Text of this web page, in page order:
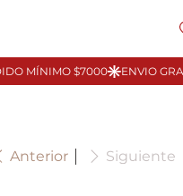
Anterior Siguiente